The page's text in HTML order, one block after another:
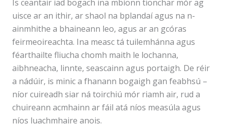
Is ceantair iad bogach ina mbíonn tionchar mór ag
uisce ar an ithir, ar shaol na bplandaí agus na n-
ainmhithe a bhaineann leo, agus ar an gcóras
feirmeoireachta. Ina measc tá tuilemhánna agus
féarthailte fliucha chomh maith le lochanna,
aibhneacha, linnte, seascainn agus portaigh. De réir
a nádúir, is minic a fhanann bogaigh gan feabhsú –
níor cuireadh siar ná toirchiú mór riamh air, rud a
chuireann acmhainn ar fáil atá níos measúla agus
níos luachmhaire anois.